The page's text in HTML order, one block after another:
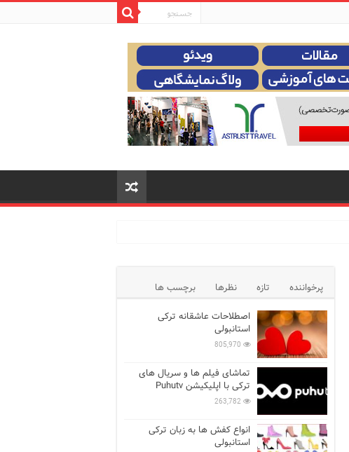
پرخواننده تازه نظرها
برچسب ها
اصطلاحات عاشقانه ترکی
استانبولی
805,970
تماشای فیلم ها و سریال های
ترکی با اپلیکیشن Puhutv
263,782
انواع کفش ها به زبان ترکی
استانبولی